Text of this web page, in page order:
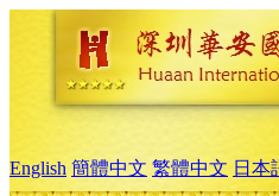
English 簡體中文 繁體中文 日本